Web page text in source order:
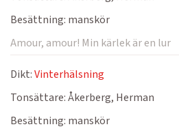
Besättning: manskör
Amour, amour! Min kärlek är en lur
Dikt:Vinterhälsning
Tonsättare:Åkerberg, Herman
Besättning: manskör